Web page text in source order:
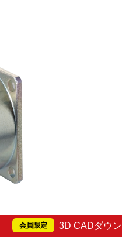
会員限定 3D CADダウ